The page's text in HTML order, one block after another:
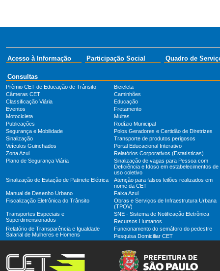
Acesso à Informação Participação Social Quadro de
Consultas
Prêmio CET de Educação de Trânsito
Bicicleta
Câmeras CET
Caminhões
Classificação Viária
Educação
Eventos
Fretamento
Motocicleta
Multas
Publicações
Rodízio Municipal
Segurança e Mobilidade
Polos Geradores e Certidão de Diretrizes
Sinalização
Transporte de produtos perigosos
Veículos Guinchados
Portal Educacional Interativo
Zona Azul
Relatórios Corporativos (Estatísticas)
Plano de Segurança Viária
Sinalização de vagas para Pessoa com
Deficiência e Idoso em estabelecimentos de
uso coletivo
Sinalização de Estação de Patinete Elétrica
Atenção para falsos leilões realizados em
nome da CET
Manual de Desenho Urbano
Faixa Azul
Fiscalização Eletrônica do Trânsito
Obras e Serviços de Infraestrutura Urbana
(TPOV)
Transportes Especiais e
Superdimensionados
SNE - Sistema de Notificação Eletrônica
Recursos Humanos
Relatório de Transparência e Igualdade
Salarial de Mulheres e Homens
Funcionamento do semáforo do pedestre
Pesquisa Domiciliar CET